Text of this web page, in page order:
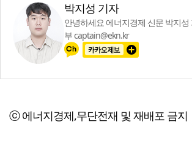
박지성 기자
안녕하세요 에너지경제 신문 박지성
부 captain@ekn.kr
ⓒ 에너지경제,무단전재 및 재배포 금지